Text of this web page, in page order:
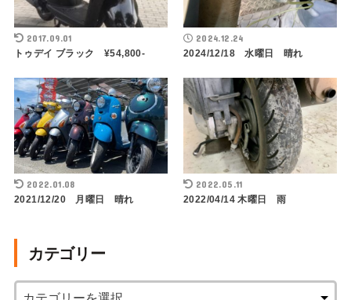
2017.09.01
トゥデイ ブラック ¥54,800-
2024.12.24
2024/12/18 水曜日 晴れ
2022.01.08
2021/12/20 月曜日 晴れ
2022.05.11
2022/04/14 木曜日 雨
カテゴリー